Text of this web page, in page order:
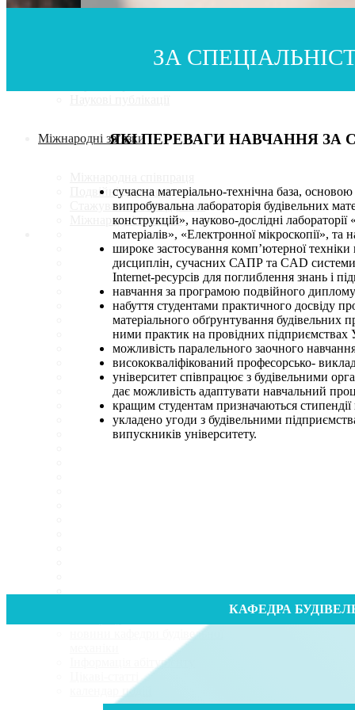
Міжнародні зв’язки
Подвійні дипломи
Стажування за кордоном
Міжнародні проекти
новини кафедри будівельної
Інформація абітурієнту
календар подій
ЗА
ЯКІ ПЕРЕВАГИ НАВЧАННЯ ЗА
сучасна матеріально-технічна база,
випробувальна лабораторія будівельних
конструкцій», науково-дослідні
матеріалів», «Електронної мікроскопії», та
широке застосування комп’ютерної
дисциплін, сучасних САПР та CAD
Internet-ресурсів для поглиблення знань і
навчання за програмою подвійного
набуття студентами практичного досвіду
матеріального обґрунтування будівельних
ними практик на провідних підприємствах
можливість паралельного заочного
висококваліфікований професорсько-
університет співпрацює з будівельними
дає можливість адаптувати навчальний
кращим студентам призначаються стипендії
укладено угоди з будівельними
випускників університету.
КАФЕДРА